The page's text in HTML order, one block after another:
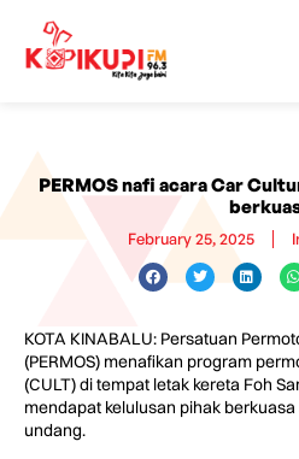
PERMOS nafi acara Car
February 25, 2025
KOTA KINABALU: Persatuan
(PERMOS) menafikan program
(CULT) di tempat letak kereta Foh
mendapat kelulusan pihak
undang.